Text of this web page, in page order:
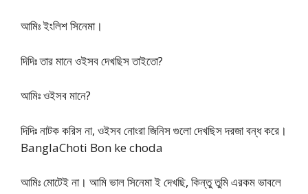
আমিঃ ইংলিশ সিনেমা।
দিদিঃ তার মানে ওইসব দেখছিস তাইতো?
আমিঃ ওইসব মানে?
দিদিঃ নাটক করিস না, ওইসব নোংরা জিনিস গুলো দেখছিস দরজা বন্‌ধ করে।
BanglaChoti Bon ke choda
আমিঃ মোটেই না। আমি ভাল সিনেমা ই দেখছি, কিন্তু তুমি এরকম ভাবলে